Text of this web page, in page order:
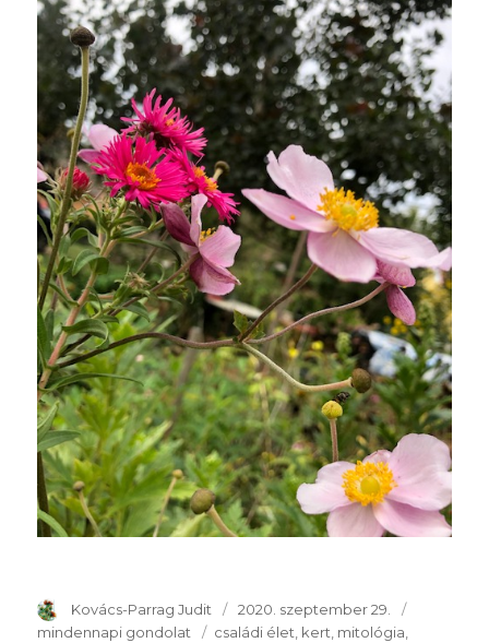
Szerző
Kovács-Parrag Judit Publikálva
2020. szeptember 29.
mindennapi gondolat
Kulcsszavak
családi élet kert mitológia